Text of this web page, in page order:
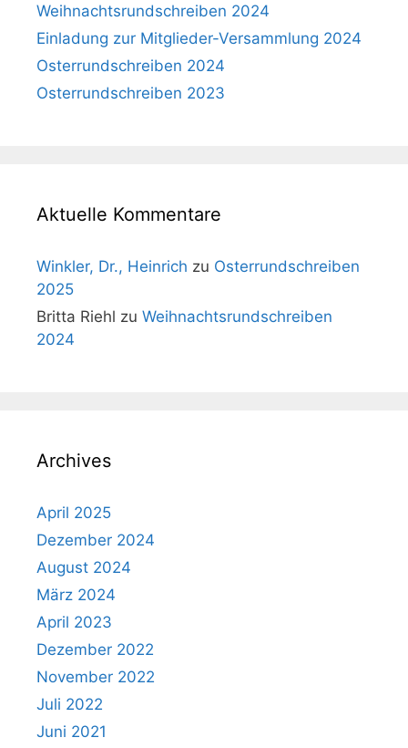
Weihnachtsrundschreiben 2024
Einladung zur Mitglieder-Versammlung 2024
Osterrundschreiben 2024
Osterrundschreiben 2023
Aktuelle Kommentare
Winkler, Dr., Heinrich zu Osterrundschreiben
2025
Britta Riehl zu Weihnachtsrundschreiben
2024
Archives
April 2025
Dezember 2024
August 2024
März 2024
April 2023
Dezember 2022
November 2022
Juli 2022
Juni 2021